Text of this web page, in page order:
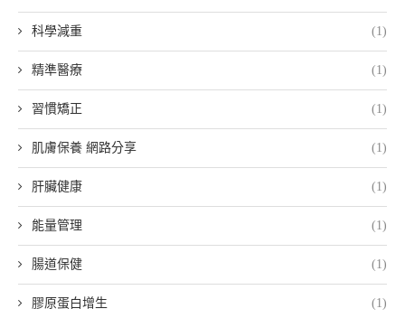
科學減重 (1)
精準醫療 (1)
習慣矯正 (1)
肌膚保養 網路分享 (1)
肝臟健康 (1)
能量管理 (1)
腸道保健 (1)
膠原蛋白增生 (1)